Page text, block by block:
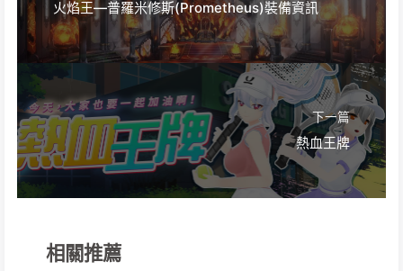
火焰王—普羅米修斯(Prometheus)裝備資訊
下一篇
熱血王牌
相關推薦